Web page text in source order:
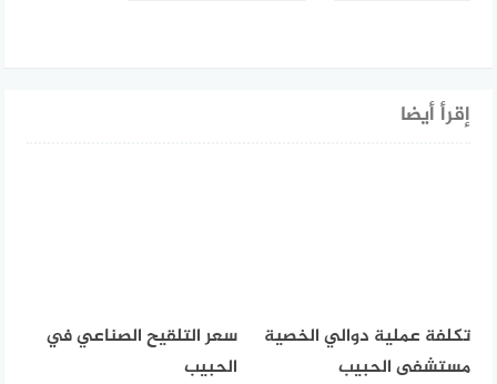
إقرأ أيضا
تكلفة عملية دوالي الخصية
مستشفى الحبيب
سعر التلقيح الصناعي في
الحبيب